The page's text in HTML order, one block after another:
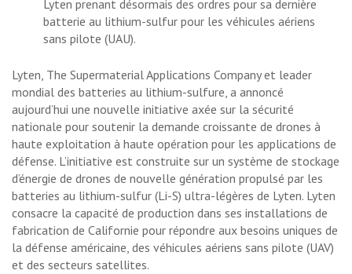
Lyten prenant désormais des ordres pour sa dernière
batterie au lithium-sulfur pour les véhicules aériens
sans pilote (UAU).
Lyten, The Supermaterial Applications Company et leader
mondial des batteries au lithium-sulfure, a annoncé
aujourd’hui une nouvelle initiative axée sur la sécurité
nationale pour soutenir la demande croissante de drones à
haute exploitation à haute opération pour les applications de
défense. L’initiative est construite sur un système de stockage
d’énergie de drones de nouvelle génération propulsé par les
batteries au lithium-sulfur (Li-S) ultra-légères de Lyten. Lyten
consacre la capacité de production dans ses installations de
fabrication de Californie pour répondre aux besoins uniques de
la défense américaine, des véhicules aériens sans pilote (UAV)
et des secteurs satellites.